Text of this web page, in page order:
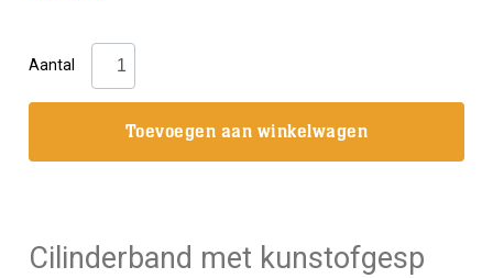
Aantal
Problue:
Cilinderband
Toevoegen aan winkelwagen
Cilinderband met kunstofgesp